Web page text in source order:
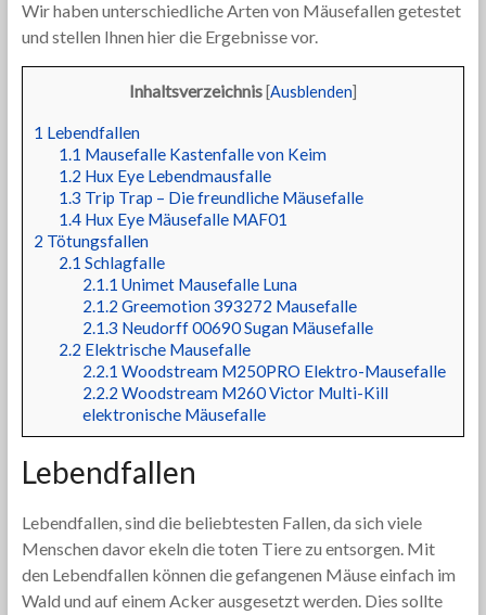
Wir haben unterschiedliche Arten von Mäusefallen getestet
und stellen Ihnen hier die Ergebnisse vor.
Inhaltsverzeichnis [Ausblenden]
1 Lebendfallen
1.1 Mausefalle Kastenfalle von Keim
1.2 Hux Eye Lebendmausfalle
1.3 Trip Trap – Die freundliche Mäusefalle
1.4Hux Eye Mäusefalle MAF01
2 Tötungsfallen
2.1 Schlagfalle
2.1.1 Unimet Mausefalle Luna
2.1.2 Greemotion 393272 Mausefalle
2.1.3 Neudorff 00690 Sugan Mäusefalle
2.2 Elektrische Mausefalle
2.2.1 Woodstream M250PRO Elektro-Mausefalle
2.2.2 Woodstream M260 Victor Multi-Kill
elektronische Mäusefalle
Lebendfallen
Lebendfallen, sind die beliebtesten Fallen, da sich viele
Menschen davor ekeln die toten Tiere zu entsorgen. Mit
den Lebendfallen können die gefangenen Mäuse einfach im
Wald und auf einem Acker ausgesetzt werden. Dies sollte